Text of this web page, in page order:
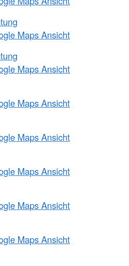
Maps Ansicht
Maps Ansicht
Maps Ansicht
Maps Ansicht
Maps Ansicht
Maps Ansicht
Maps Ansicht